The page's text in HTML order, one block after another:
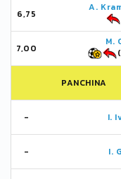
6,75
A.
7,00
M.
PANCHINA
- I.
- I.